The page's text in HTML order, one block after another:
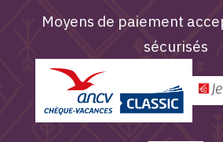
Moyens de paiement
sécurisés